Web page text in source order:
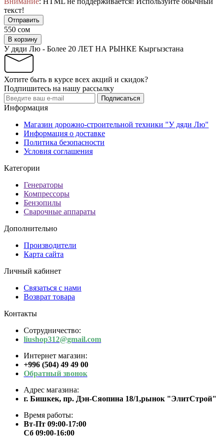
текст!
Отправить
550 сом
В корзину
У дяди Лю - Более 20 ЛЕТ НА РЫНКЕ Кыргызстана
Хотите быть в курсе всех акций и скидок?
Подпишитесь на нашу рассылку
Подписаться
Информация
Магазин дорожно-строительной техники "У дяди Лю"
Информация о доставке
Политика безопасности
Условия соглашения
Категории
Генераторы
Компрессоры
Бензопилы
Сварочные аппараты
Дополнительно
Производители
Карта сайта
Личный кабинет
Связаться с нами
Возврат товара
Контакты
Сотрудничество:
liushop312@gmail.com
Интернет магазин:
+996 (504) 49 49 00
Обратный звонок
Адрес магазина:
г. Бишкек, пр. Дэн-Сяопина 18/1,рынок "ЭлитСтрой"
Время работы:
Вт-Пт 09:00-17:00
Сб 09:00-16:00